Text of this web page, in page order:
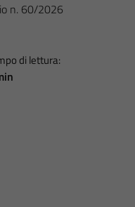
n. 60/2026
di lettura: